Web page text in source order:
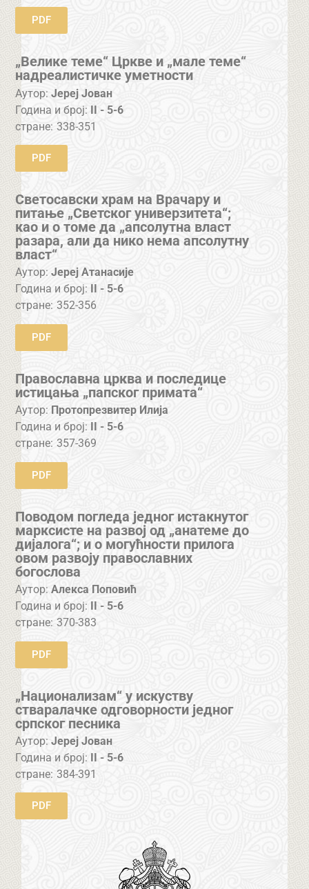
PDF
„Велике теме“ Цркве и „мале теме“
надреалистичке уметности
Аутор: Јереј Јован
Година и број: II - 5-6
стране: 338-351
PDF
Светосавски храм на Врачару и
питање „Светског универзитета“;
као и о томе да „апсолутна власт
разара, али да нико нема апсолутну
власт“
Аутор: Јереј Атанасије
Година и број:
II - 5-6
стране: 352-356
PDF
Православна црква и последице
истицања „папског примата“
Аутор: Протопрезвитер Илија
Година и број:
II - 5-6
стране: 357-369
PDF
Поводом погледа једног истакнутог
марксисте на развој од „анатеме до
дијалога“; и о могућности прилога
овом развоју православних
богослова
Аутор: Алекса Поповић
Година и број: II - 5-6
стране: 370-383
PDF
„Национализам“ у искуству
стваралачке одговорности једног
српског песника
Аутор: Јереј Јован
Година и број: II - 5-6
стране: 384-391
PDF